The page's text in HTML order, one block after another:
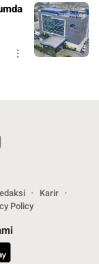
Karir
Policy